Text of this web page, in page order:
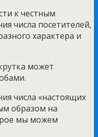
к честным
числа посетителей,
характера и
может
числа «настоящих
образом на
мы можем